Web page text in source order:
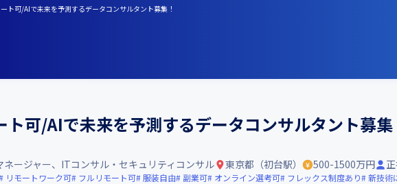
ト可/AIで未来を予測するデータコンサルタント募集！
ト可/AIで未来を予測するデータコンサルタント募集
ネージャー、ITコンサル・セキュリティコンサル 東京都（初台駅） 500-1500万円
リモートワーク可 フルリモート可 服装自由 副業可 オンライン選考可 フレックス制度あり 新技術